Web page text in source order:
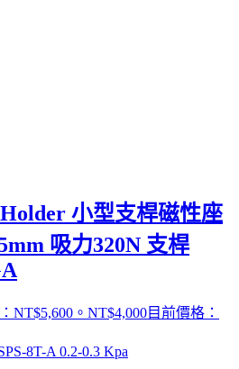
小型支桿磁性座
吸力320N 支桿
NT$5,600。 NT$4,000目前價格：